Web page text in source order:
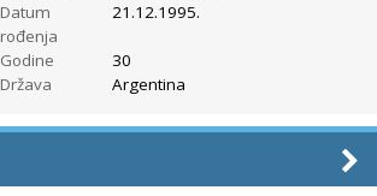
Datum
rođenja
21.12.1995.
Godine
30
Država
Argentina